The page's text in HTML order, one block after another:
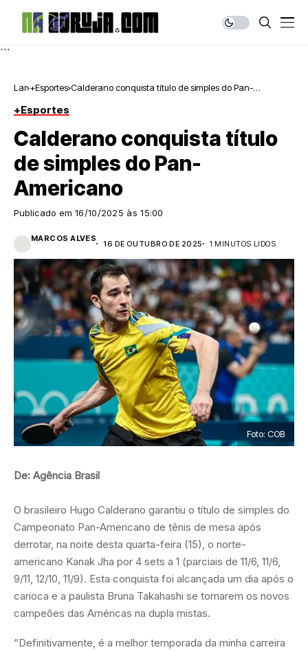
```
Lar +Esportes Calderano conquista título de simples do Pan-
+Esportes
Calderano conquista título
de simples do Pan-
Americano
Publicado em 16/10/2025 às 15:00
MARCOS ALVES
16 DE OUTUBRO DE 2025 1 MINUTOS LIDOS
Foto: COB
De: Agência Brasil
O brasileiro Hugo Calderano garantiu o título de simples do
Campeonato Pan-Americano de tênis de mesa após
derrotar, na noite desta quarta-feira (15), o norte-
americano Kanak Jha por 4 sets a 1 (parciais de 11/6, 11/6,
9/11, 12/10, 11/9). Esta conquista foi alcançada um dia após o
carioca e a paulista Bruna Takahashi se tornarem os novos
campeões das Américas na dupla mistas.
“Definitivamente, é a melhor temporada da minha carreira